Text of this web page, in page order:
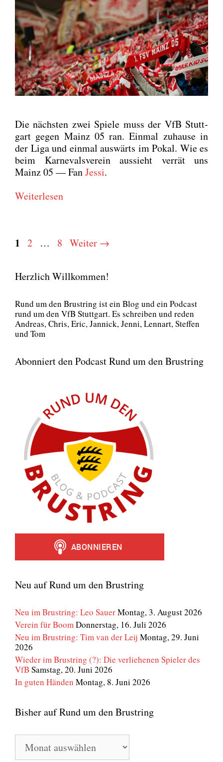
Die nächs­ten zwei Spie­le muss der VfB Stutt­
gart gegen Mainz 05 ran. Ein­mal zuhau­se in
der Liga und ein­mal aus­wärts im Pokal. Wie es
beim Kar­ne­vals­ver­ein aus­sieht ver­rät uns
Mainz 05 — FanJes­si.
Wei­ter­le­sen
Seite
1 Seite
2 … Seite
8 Weiter →
Herzlich Willkommen!
Rund um den Brust­ring ist ein Blog und ein Pod­cast
rund um den VfB Stutt­gart. Es schrei­ben und reden
Andre­as, Chris, Eric, Jan­nick, Jen­ni, Lenn­art, Stef­fen
und Tom
Abonniert den Podcast Rund um den Brustring
Neu auf Rund um den Brustring
Neu im Brustring: Leo SauerMontag, 3. August 2026
Verein für BoomDonnerstag, 16. Juli 2026
Neu im Brustring: Tim van der Leij Montag, 29. Juni
2026
Wieder im Brustring (?): Die verliehenen Spieler des
VfB Samstag, 20. Juni 2026
In guten Händen Montag, 8. Juni 2026
Bisher auf Rund um den Brustring
Bisher
auf
Rund